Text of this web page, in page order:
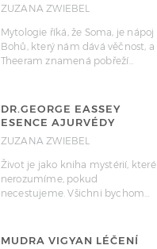
ZUZANA ZWIEBEL
Mytologie říká, že Soma, je nápoj
Bohů, který nám dává věčnost, a
Theeram znamená pobřeží…
DR.GEORGE EASSEY
ESENCE AJURVÉDY
ZUZANA ZWIEBEL
Život je jako kniha mystérií, které
nerozumíme, pokud
necestujeme. Všichni bychom…
MUDRA VIGYAN LÉČENÍ